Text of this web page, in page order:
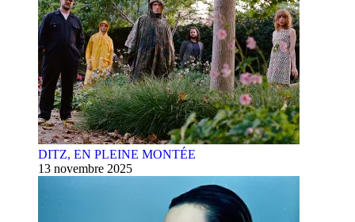
DITZ, EN PLEINE MONTÉE
13 novembre 2025